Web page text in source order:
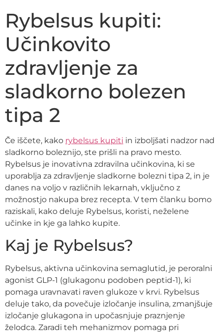
Rybelsus kupiti:
Učinkovito
zdravljenje za
sladkorno bolezen
tipa 2
Če iščete, kako rybelsus kupiti in izboljšati nadzor nad
sladkorno boleznijo, ste prišli na pravo mesto.
Rybelsus je inovativna zdravilna učinkovina, ki se
uporablja za zdravljenje sladkorne bolezni tipa 2, in je
danes na voljo v različnih lekarnah, vključno z
možnostjo nakupa brez recepta. V tem članku bomo
raziskali, kako deluje Rybelsus, koristi, neželene
učinke in kje ga lahko kupite.
Kaj je Rybelsus?
Rybelsus, aktivna učinkovina semaglutid, je peroralni
agonist GLP-1 (glukagonu podoben peptid-1), ki
pomaga uravnavati raven glukoze v krvi. Rybelsus
deluje tako, da povečuje izločanje insulina, zmanjšuje
izločanje glukagona in upočasnjuje praznjenje
želodca. Zaradi teh mehanizmov pomaga pri